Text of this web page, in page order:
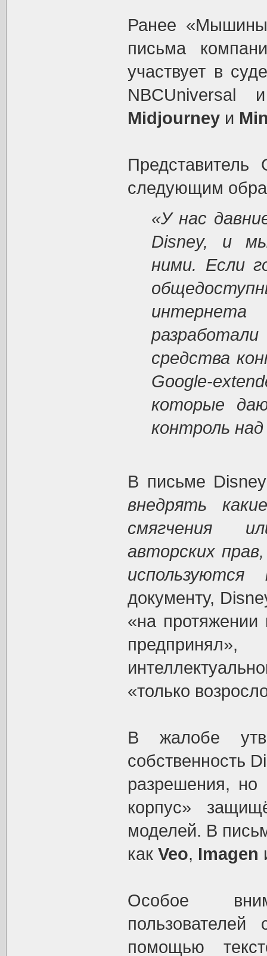
Ранее
письма
участвует в
NBCUniversal
Midjourneyи
Представитель
следующим
«У нас
Disney, и
ними. Если
средства
Google-
которые
контроль
В письме
внедрять
смягчения
авторских
используются
документу,
«на протяжении
«только
В жалобе
собственность
разрешения, но
корпус»
моделей. В
как Veo, Imagen
Особое
помощью